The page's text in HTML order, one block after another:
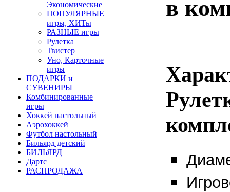
Экономические
ПОПУЛЯРНЫЕ
игры, ХИТы
РАЗНЫЕ игры
Рулетка
Твистер
Уно, Карточные
игры
ПОДАРКИ и
СУВЕНИРЫ
Комбинированные
игры
Хоккей настольный
Аэрохоккей
Футбол настольный
Бильярд детский
БИЛЬЯРД
Дартс
РАСПРОДАЖА
в